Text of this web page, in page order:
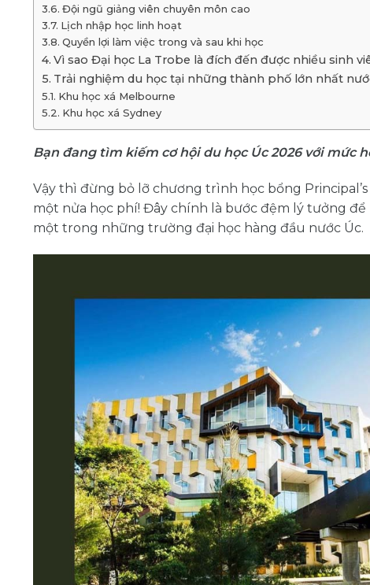
Đội ngũ giảng viên chuyên môn cao
Lịch nhập học linh hoạt
Quyền lợi làm việc trong và sau khi học
Vì sao Đại học La Trobe là đích đến được nhiều sinh
Trải nghiệm du học tại những thành phố lớn nhất
Khu học xá Melbourne
Khu học xá Sydney
Bạn đang tìm kiếm cơ hội du học Úc 2026 với mức
Vậy thì đừng bỏ lỡ chương trình học bổng
một nửa học phí! Đây chính là bước đệm lý tưởng để
một trong những trường đại học hàng đầu nước Úc.